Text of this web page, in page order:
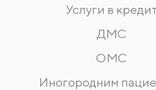
Услуги в
ДМС
ОМС
Иногородним